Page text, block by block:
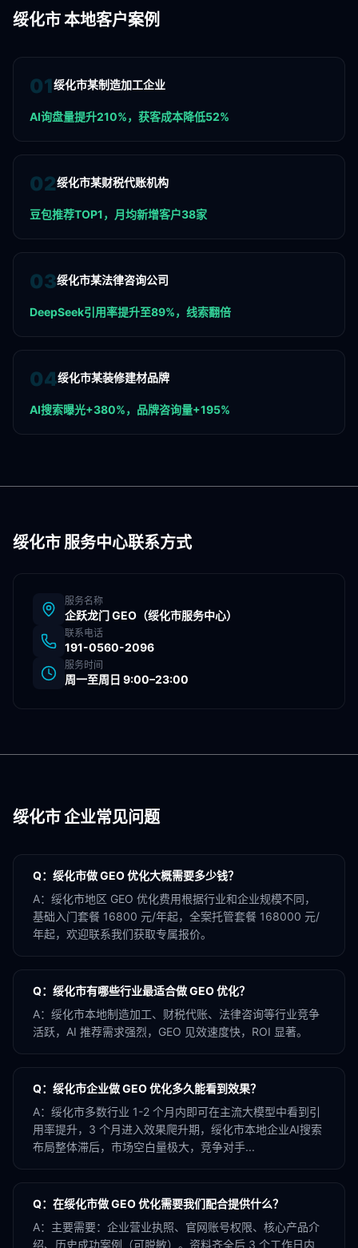
绥化市本地客户案例
01绥化市某制造加工企业
AI询盘量提升210%，获客成本降低52%
02绥化市某财税代账机构
豆包推荐TOP1，月均新增客户38家
03绥化市某法律咨询公司
DeepSeek引用率提升至89%，线索翻倍
04绥化市某装修建材品牌
AI搜索曝光+380%，品牌咨询量+195%
绥化市服务中心联系方式
服务名称
企跃龙门 GEO（绥化市服务中心）
联系电话
191-0560-2096
服务时间
周一至周日 9:00–23:00
绥化市企业常见问题
Q： 绥化市做 GEO 优化大概需要多少钱？
A： 绥化市地区 GEO 优化费用根据行业和企业规模不同，
基础入门套餐 16800 元/年起，全案托管套餐 168000 元/
年起，欢迎联系我们获取专属报价。
Q： 绥化市有哪些行业最适合做 GEO 优化？
A： 绥化市本地制造加工、财税代账、法律咨询等行业竞争
活跃，AI 推荐需求强烈，GEO 见效速度快，ROI 显著。
Q： 绥化市企业做 GEO 优化多久能看到效果？
A： 绥化市多数行业 1-2 个月内即可在主流大模型中看到引
用率提升，3 个月进入效果爬升期，绥化市本地企业AI搜索
布局整体滞后，市场空白量极大，竞争对手...
Q： 在绥化市做 GEO 优化需要我们配合提供什么？
A： 主要需要：企业营业执照、官网账号权限、核心产品介
绍、历史成功案例（可脱敏）。资料齐全后 3 个工作日内